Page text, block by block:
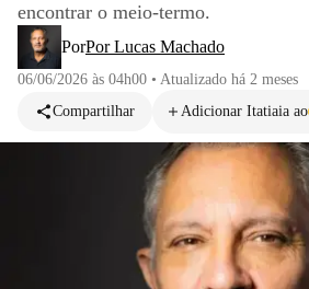
encontrar o meio-termo.
PorPor Lucas Machado
06/06/2026 às 04h00 • Atualizado há 2 meses
Compartilhar
Adicionar Itatiaia ao